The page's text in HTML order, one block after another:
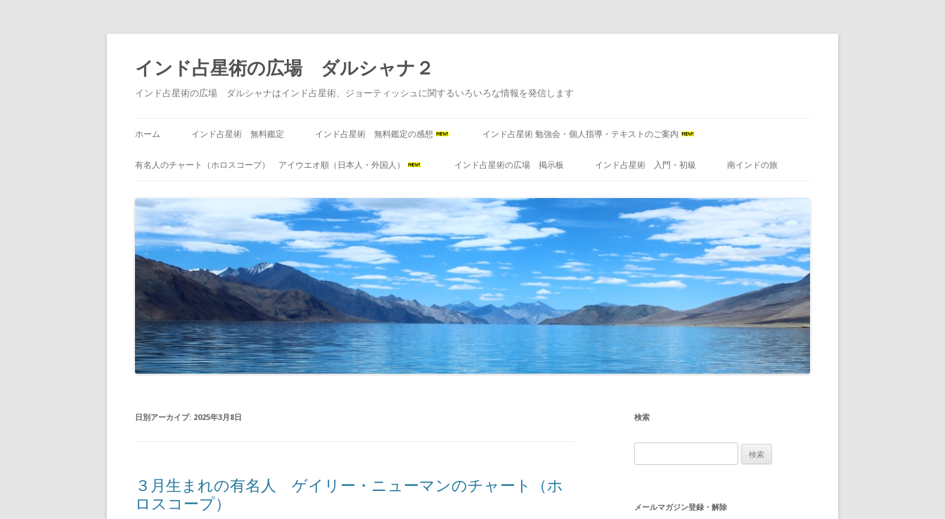
インド占星術の広場 ダルシャナ２
インド占星術の広場 ダルシャナはインド占星術、ジョーティッシュに関するいろいろな情報を発信します
ツ
へ
ッ
プ
ホーム インド占星術 無料鑑定 インド占星術 無料鑑定の感想 インド占星術 勉強会・個人指導・テキストのご案内
有名人のチャート（ホロスコープ） アイウエオ順（日本人・外国人） インド占星術の広場 掲示板 インド占星術 入門・初級 南インドの旅
日別アーカイブ: 2025年3月8日
３月生まれの有名人 ゲイリー・ニューマンのチャート（ホ
ロスコープ）
検索
索
メールマガジン登録・解除